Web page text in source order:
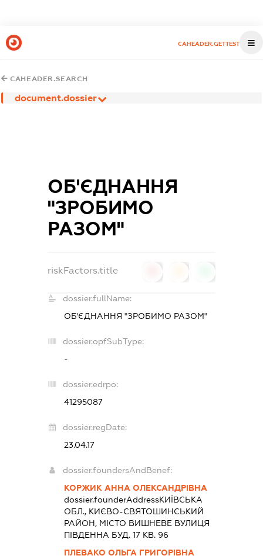
CAHEADER.GETTEST
CAHEADER.SEARCH
document.dossier
ОБ'ЄДНАННЯ
"ЗРОБИМО
РАЗОМ"
riskFactors.title
dossier.fullName:
ОБ'ЄДНАННЯ "ЗРОБИМО РАЗОМ"
dossier.opfSubType:
-
dossier.edrpo:
41295087
dossier.regDate:
23.04.17
dossier.foundersAndBenef:
КОРЖИК АННА ОЛЕКСАНДРІВНА
dossier.founderAddressКИЇВСЬКА
ОБЛ., КИЄВО-СВЯТОШИНСЬКИЙ
РАЙОН, МІСТО ВИШНЕВЕ ВУЛИЦЯ
ПІВДЕННА БУД. 17 КВ. 96
ПЛЕВАКО ОЛЬГА ГРИГОРІВНА